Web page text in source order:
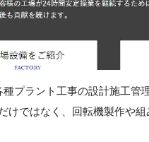
プラント工事の設計施工管
ではなく、回転機製作や